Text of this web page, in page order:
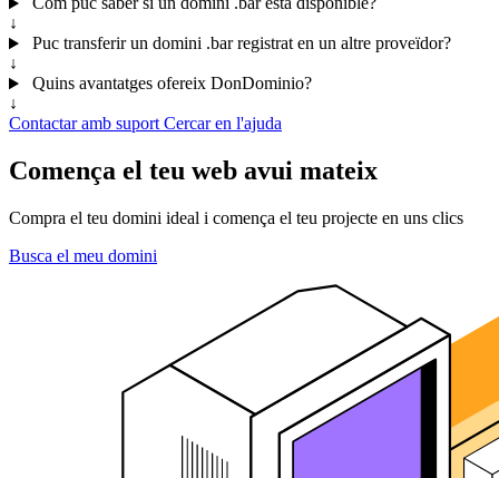
↓
Puc transferir un domini .bar registrat en un altre proveïdor?
↓
Quins avantatges ofereix DonDominio?
↓
Contactar amb suport Cercar en l'ajuda
Comença el teu web avui mateix
Compra el teu domini ideal i comença el teu projecte en uns clics
Busca el meu domini